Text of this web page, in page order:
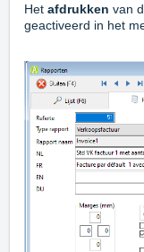
Het afdrukken van
geactiveerd in het